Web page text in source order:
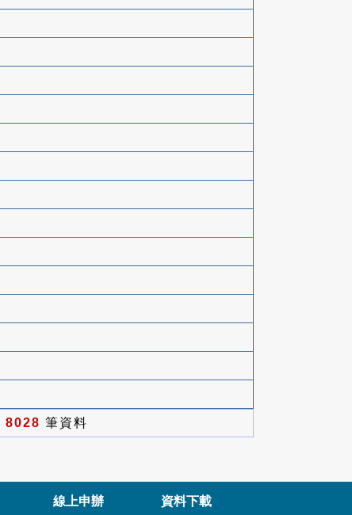
8028 筆資料
線上申辦 資料下載